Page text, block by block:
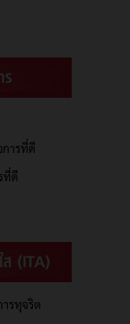
ารที่ดี
ที่ดี
รทุจริต